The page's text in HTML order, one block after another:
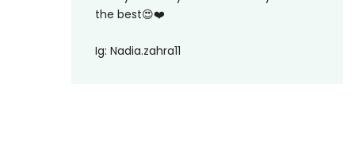
the best😍❤️
Ig: Nadia.zahra11